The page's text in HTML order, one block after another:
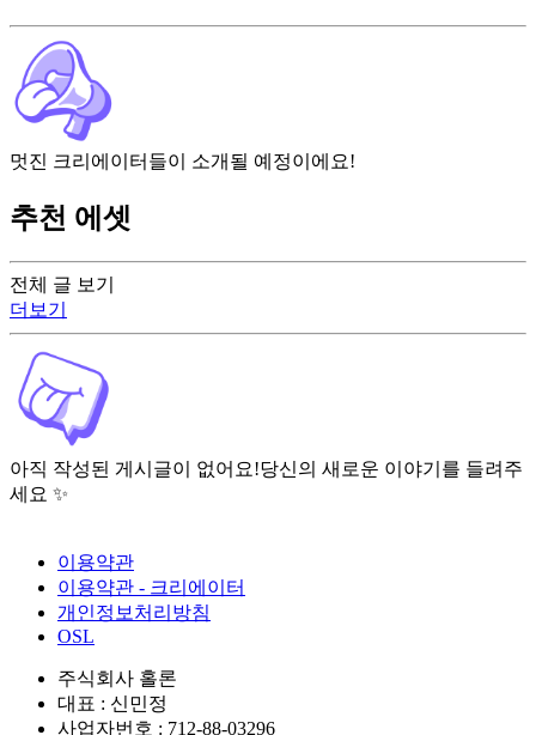
전체 글 보기
더보기
아직 작성된 게시글이 없어요!당신의 새로운 이야기를 들려주
세요 ✨
멋진 크리에이터들이 소개될 예정이에요!
추천 에셋
이용약관
이용약관 - 크리에이터
개인정보처리방침
OSL
주식회사 홀론
대표 : 신민정
사업자번호 : 712-88-03296